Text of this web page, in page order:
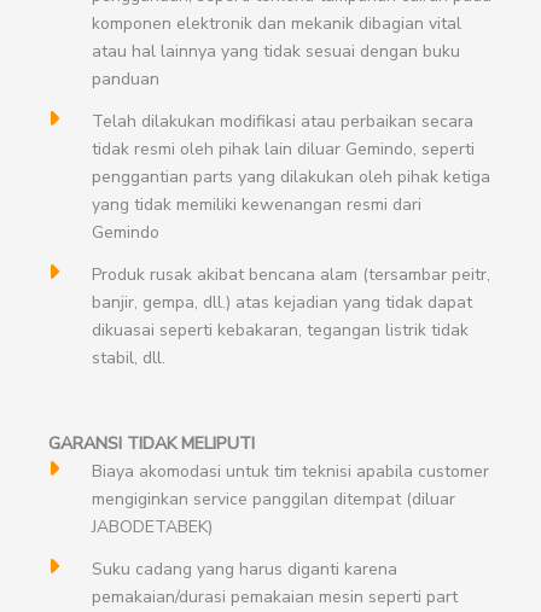
komponen elektronik dan mekanik dibagian vital
atau hal lainnya yang tidak sesuai dengan buku
panduan
Telah dilakukan modifikasi atau perbaikan secara
tidak resmi oleh pihak lain diluar Gemindo, seperti
penggantian parts yang dilakukan oleh pihak ketiga
yang tidak memiliki kewenangan resmi dari
Gemindo
Produk rusak akibat bencana alam (tersambar peitr,
banjir, gempa, dll.) atas kejadian yang tidak dapat
dikuasai seperti kebakaran, tegangan listrik tidak
stabil, dll.
GARANSI TIDAK MELIPUTI
Biaya akomodasi untuk tim teknisi apabila customer
mengiginkan service panggilan ditempat (diluar
JABODETABEK)
Suku cadang yang harus diganti karena
pemakaian/durasi pemakaian mesin seperti part